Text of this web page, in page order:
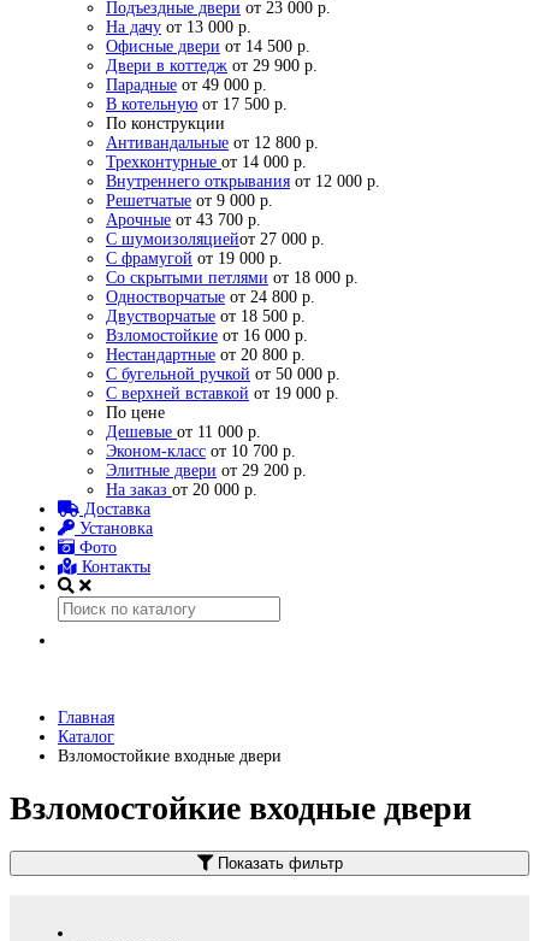
Подъездные двери от 23 000 р.
На дачу от 13 000 р.
Офисные двери от 14 500 р.
Двери в коттедж от 29 900 р.
Парадные от 49 000 р.
В котельную от 17 500 р.
По конструкции
Антивандальные от 12 800 р.
Трехконтурные от 14 000 р.
Внутреннего открывания от 12 000 р.
Решетчатые от 9 000 р.
Арочные от 43 700 р.
С шумоизоляциейот 27 000 р.
С фрамугой от 19 000 р.
Со скрытыми петлями от 18 000 р.
Одностворчатые от 24 800 р.
Двустворчатые от 18 500 р.
Взломостойкие от 16 000 р.
Нестандартные от 20 800 р.
С бугельной ручкой от 50 000 р.
С верхней вставкой от 19 000 р.
По цене
Дешевые от 11 000 р.
Эконом-класс от 10 700 р.
Элитные двери от 29 200 р.
На заказ от 20 000 р.
Доставка
Установка
Фото
Контакты
Главная
Каталог
Взломостойкие входные двери
Взломостойкие входные двери
Показать фильтр